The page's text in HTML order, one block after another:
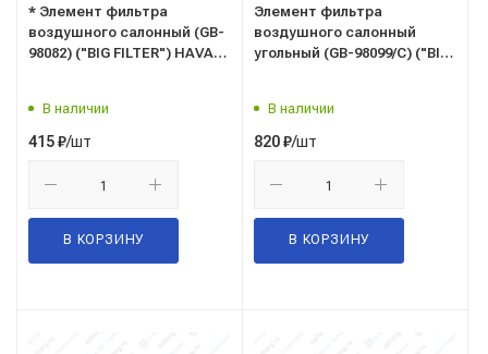
* Элемент фильтра
воздушного салонный (GB-
98082) ("BIG FILTER") HAVAL
8104400BK00XA)
В наличии
415₽/шт
В КОРЗИНУ
Элемент фильтра
воздушного салонный
угольный (GB-98099/C) ("BIG
8104400XKY28B,
8104400XKZ96A)
В наличии
820₽/шт
В КОРЗИНУ